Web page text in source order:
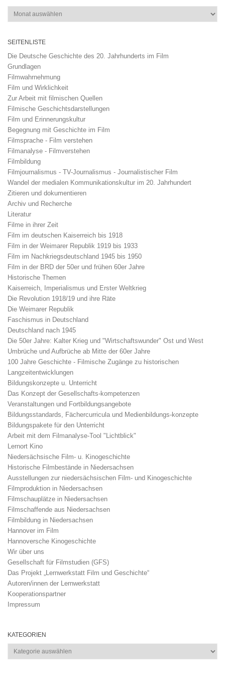
Archiv
SEITENLISTE
Die Deutsche Geschichte des 20. Jahrhunderts im Film
Grundlagen
Filmwahrnehmung
Film und Wirklichkeit
Zur Arbeit mit filmischen Quellen
Filmische Geschichtsdarstellungen
Film und Erinnerungskultur
Begegnung mit Geschichte im Film
Filmsprache - Film verstehen
Filmanalyse - Filmverstehen
Filmbildung
Filmjournalismus - TV-Journalismus - Journalistischer Film
Wandel der medialen Kommunikationskultur im 20. Jahrhundert
Zitieren und dokumentieren
Archiv und Recherche
Literatur
Filme in ihrer Zeit
Film im deutschen Kaiserreich bis 1918
Film in der Weimarer Republik 1919 bis 1933
Film im Nachkriegsdeutschland 1945 bis 1950
Film in der BRD der 50er und frühen 60er Jahre
Historische Themen
Kaiserreich, Imperialismus und Erster Weltkrieg
Die Revolution 1918/19 und ihre Räte
Die Weimarer Republik
Faschismus in Deutschland
Deutschland nach 1945
Die 50er Jahre: Kalter Krieg und "Wirtschaftswunder" Ost und West
Umbrüche und Aufbrüche ab Mitte der 60er Jahre
100 Jahre Geschichte - Filmische Zugänge zu historischen
Langzeitentwicklungen
Bildungskonzepte u. Unterricht
Das Konzept der Gesellschafts-kompetenzen
Veranstaltungen und Fortbildungsangebote
Bildungsstandards, Fächercurricula und Medienbildungs-konzepte
Bildungspakete für den Unterricht
Arbeit mit dem Filmanalyse-Tool "Lichtblick"
Lernort Kino
Niedersächsische Film- u. Kinogeschichte
Historische Filmbestände in Niedersachsen
Ausstellungen zur niedersächsischen Film- und Kinogeschichte
Filmproduktion in Niedersachsen
Filmschauplätze in Niedersachsen
Filmschaffende aus Niedersachsen
Filmbildung in Niedersachsen
Hannover im Film
Hannoversche Kinogeschichte
Wir über uns
Gesellschaft für Filmstudien (GFS)
Das Projekt „Lernwerkstatt Film und Geschichte“
Autoren/innen der Lernwerkstatt
Kooperationspartner
Impressum
KATEGORIEN
Kategorien